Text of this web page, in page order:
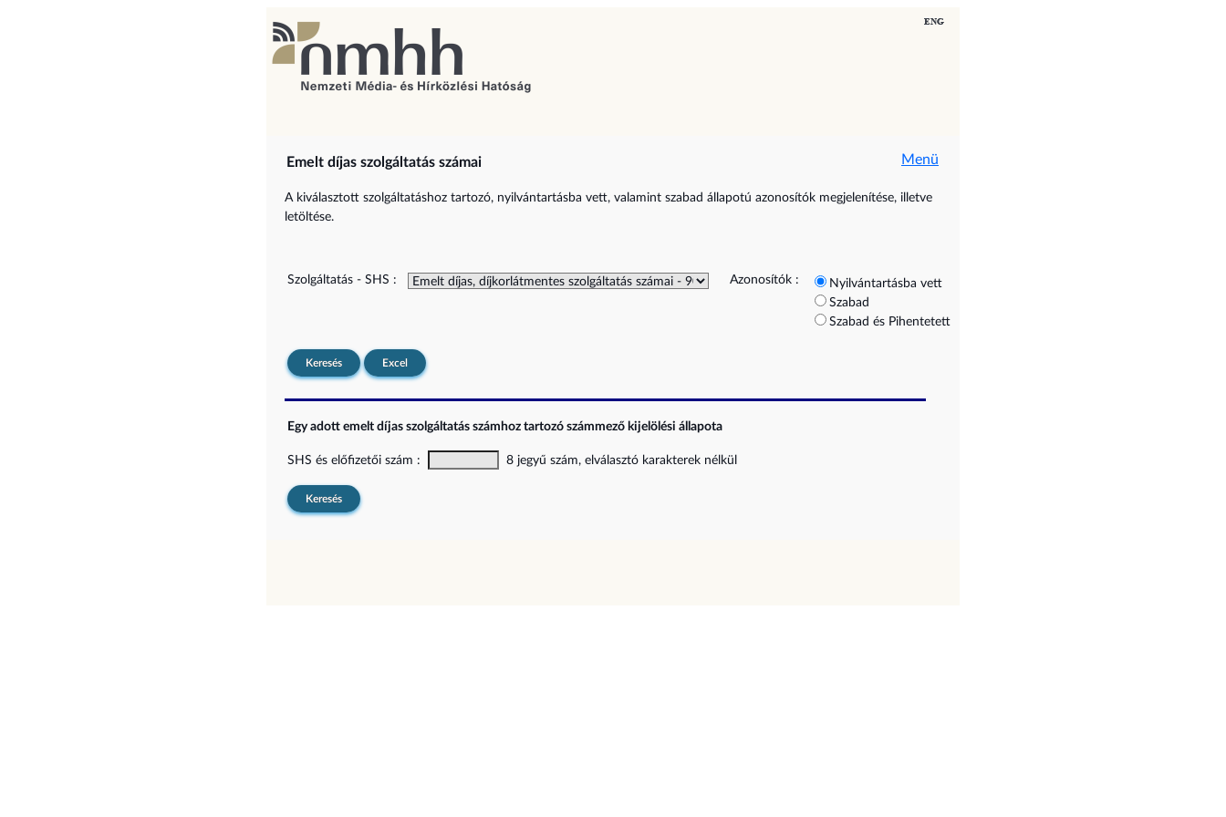
Emelt díjas szolgáltatás számai Menü
A kiválasztott szolgáltatáshoz tartozó, nyilvántartásba vett, valamint szabad állapotú azonosítók megjelenítése, illetve
letöltése.
Szolgáltatás - SHS : Azonosítók :
Nyilvántartásba vett
Szabad
Szabad és Pihentetett
Keresés Excel
Egy adott emelt díjas szolgáltatás számhoz tartozó számmező kijelölési állapota
SHS és előfizetői szám : 8 jegyű szám, elválasztó karakterek nélkül
Keresés